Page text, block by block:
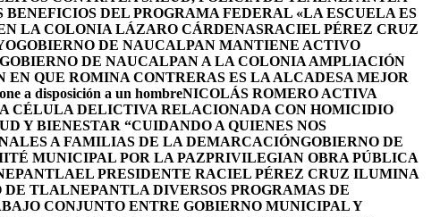
DEL PROGRAMA FEDERAL «LA ESCUELA ES
LA COLONIA LÁZARO CÁRDENASRACIEL PÉREZ CRUZ
GOBIERNO DE NAUCALPAN MANTIENE ACTIVO
DE NAUCALPAN A LA COLONIA AMPLIACIÓN
EN QUE ROMINA CONTRERAS ES LA ALCADESA MEJOR
a disposición a un hombreNICOLÁS ROMERO ACTIVA
CÉLULA DELICTIVA RELACIONADA CON HOMICIDIO
Y BIENESTAR “CUIDANDO A QUIENES NOS
A FAMILIAS DE LA DEMARCACIÓNGOBIERNO DE
MUNICIPAL POR LA PAZPRIVILEGIAN OBRA PÚBLICA
EL PRESIDENTE RACIEL PÉREZ CRUZ ILUMINA
TLALNEPANTLA DIVERSOS PROGRAMAS DE
CONJUNTO ENTRE GOBIERNO MUNICIPAL Y